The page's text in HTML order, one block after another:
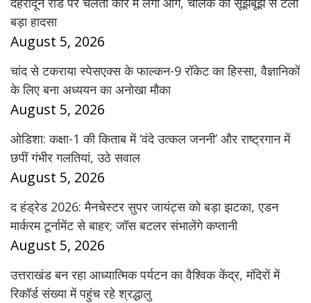
बड़ा हादसा
August 5, 2026
चांद से टकराया स्पेसएक्स के फाल्कन-9 रॉकेट का हिस्सा, वैज्ञानिकों
के लिए बना अध्ययन का अनोखा मौका
August 5, 2026
ओडिशा: कक्षा-1 की किताब में ‘वंदे उत्कल जननी’ और राष्ट्रगान में
छपीं गंभीर गलतियां, उठे सवाल
August 5, 2026
द हंड्रेड 2026: मैनचेस्टर सुपर जायंट्स को बड़ा झटका, एडन
मार्करम टूर्नामेंट से बाहर; जॉस बटलर संभालेंगे कप्तानी
August 5, 2026
उत्तराखंड बन रहा आध्यात्मिक पर्यटन का वैश्विक केंद्र, मंदिरों में
रिकॉर्ड संख्या में पहुंच रहे श्रद्धालु